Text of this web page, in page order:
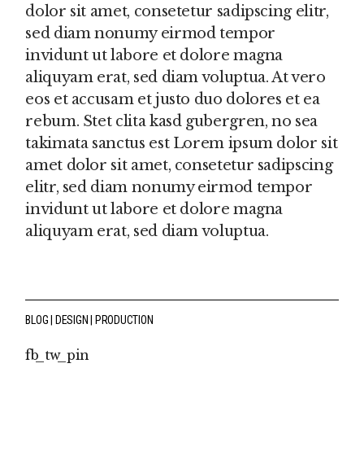
dolor sit amet, consetetur sadipscing elitr,
sed diam nonumy eirmod tempor
invidunt ut labore et dolore magna
aliquyam erat, sed diam voluptua. At vero
eos et accusam et justo duo dolores et ea
rebum. Stet clita kasd gubergren, no sea
takimata sanctus est Lorem ipsum dolor sit
amet dolor sit amet, consetetur sadipscing
elitr, sed diam nonumy eirmod tempor
invidunt ut labore et dolore magna
aliquyam erat, sed diam voluptua.
BLOG DESIGN PRODUCTION
fb tw pin